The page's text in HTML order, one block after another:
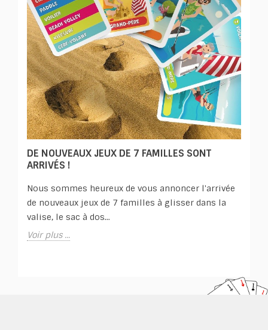
DE NOUVEAUX JEUX DE 7 FAMILLES SONT
ARRIVÉS !
Nous sommes heureux de vous annoncer l'arrivée
de nouveaux jeux de 7 familles à glisser dans la
valise, le sac à dos...
Voir plus ...